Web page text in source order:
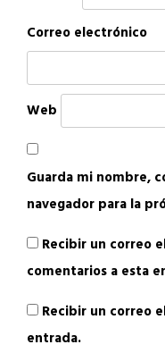
Correo electrónico
Web
Guarda mi nombre,
navegador para la
Recibir un correo
comentarios a esta
Recibir un correo
entrada.